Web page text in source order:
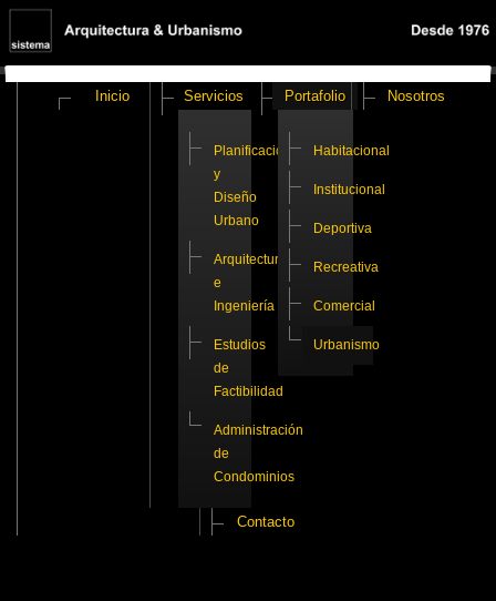
Inicio Servicios
Planificación
y
Diseño
Urbano
Arquitectura
e
Ingeniería
Estudios
de
Factibilidad
Administración
de
Condominios
Portafolio
Habitacional
Institucional
Deportiva
Recreativa
Comercial
Urbanismo
Nosotros
Contacto